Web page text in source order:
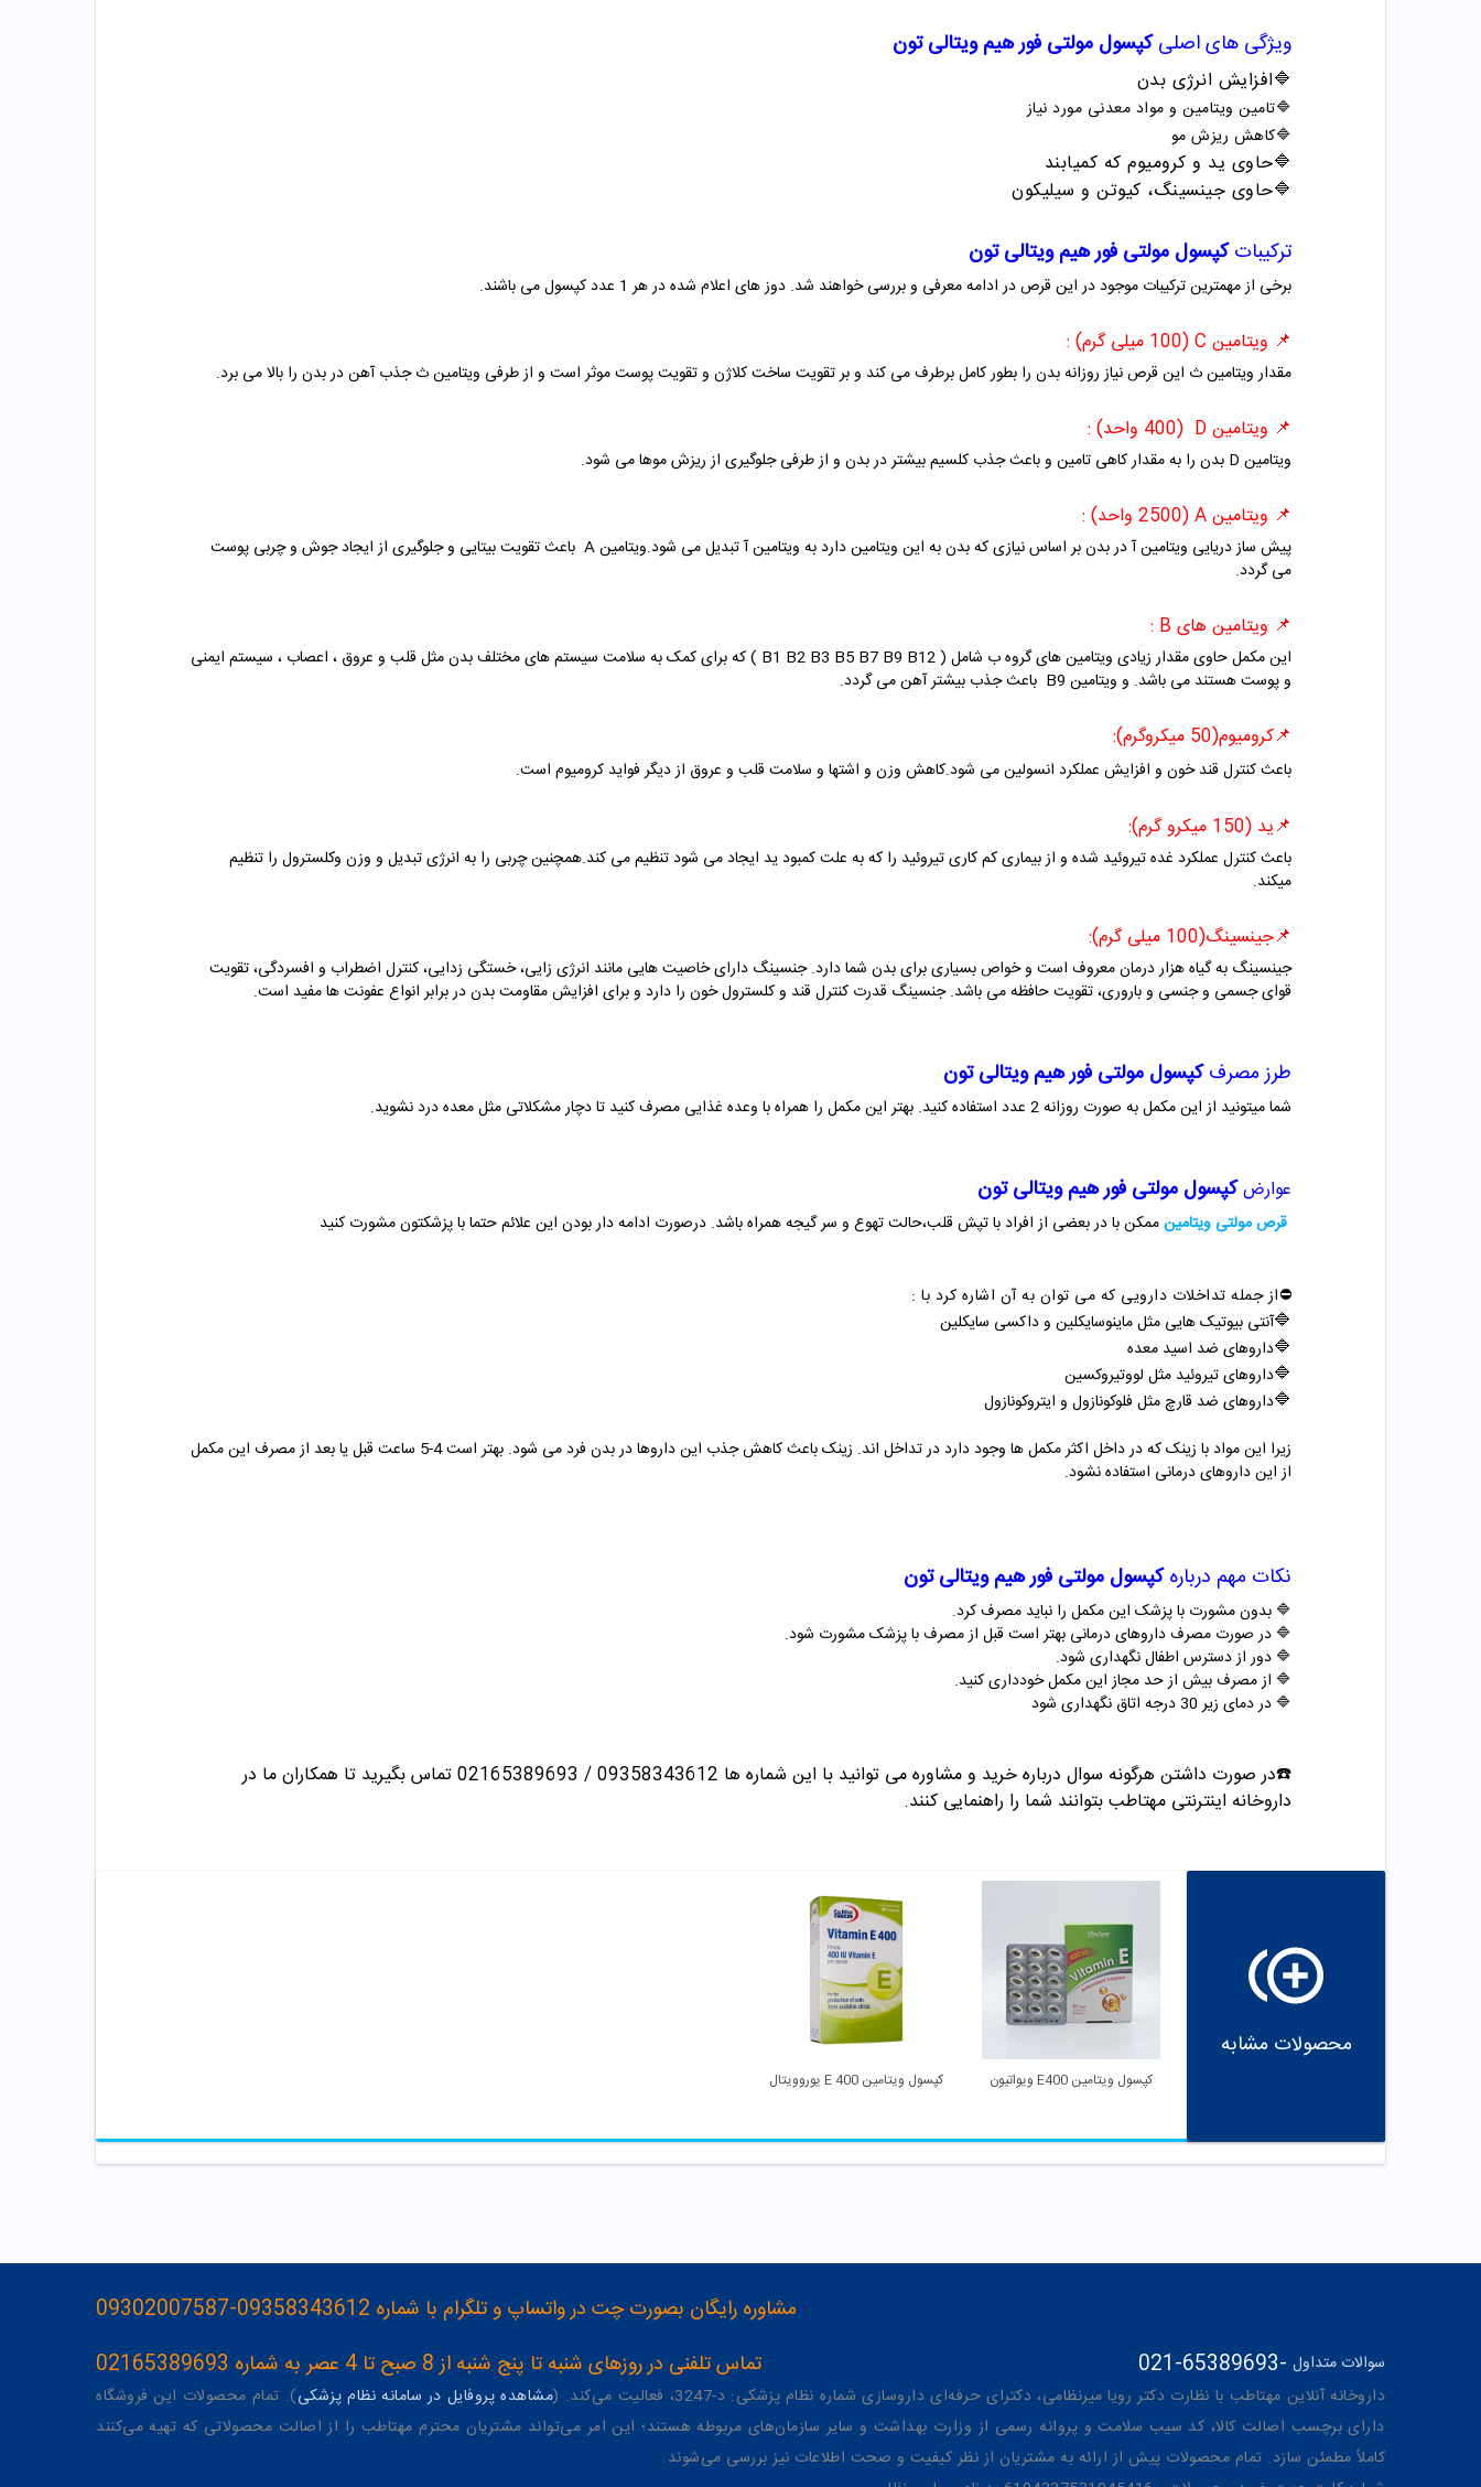
ویژگی های اصلیکپسول مولتی فور هیم ویتالی تون
🔷افزایش انرژی بدن
🔷تامین ویتامین و مواد معدنی مورد نیاز
🔷کاهش ریزش مو
🔷حاوی ید و کرومیوم که کمیابند
🔷حاوی جینسینگ، کیوتن و سیلیکون
ترکیباتکپسول مولتی فور هیم ویتالی تون
برخی از مهمترین ترکیبات موجود در این قرص در ادامه معرفی و بررسی خواهند شد. دوز های اعلام شده در هر 1 عدد کپسول می باشند.
📌 ویتامین C (100 میلی گرم) :
مقدار ویتامین ث این قرص نیاز روزانه بدن را بطور کامل برطرف می کند و بر تقویت ساخت کلاژن و تقویت پوست موثر است و از طرفی ویتامین ث جذب آهن در بدن را بالا می برد.
📌 ویتامین D (400 واحد) :
ویتامین D بدن را به مقدار کاهی تامین و باعث جذب کلسیم بیشتر در بدن و از طرفی جلوگیری از ریزش موها می شود.
📌 ویتامین A (2500 واحد) :
پیش ساز دریایی ویتامین آ در بدن بر اساس نیازی که بدن به این ویتامین دارد به ویتامین آ تبدیل می شود.ویتامین A باعث تقویت بیتایی و جلوگیری از ایجاد جوش و چربی پوست
می گردد.
📌 ویتامین های B :
این مکمل حاوی مقدار زیادی ویتامین های گروه ب شامل ( B1 B2 B3 B5 B7 B9 B12 ) که برای کمک به سلامت سیستم های مختلف بدن مثل قلب و عروق ، اعصاب ، سیستم ایمنی
و پوست هستند می باشد. و ویتامین B9 باعث جذب بیشتر آهن می گردد.
📌کرومیوم(50 میکروگرم):
باعث کنترل قند خون و افزایش عملکرد انسولین می شود.کاهش وزن و اشتها و سلامت قلب و عروق از دیگر فواید کرومیوم است.
📌ید (150 میکرو گرم):
باعث کنترل عملکرد غده تیروئید شده و از بیماری کم کاری تیروئید را که به علت کمبود ید ایجاد می شود تنظیم می کند.همچنین چربی را به انرژی تبدیل و وزن وکلسترول را تنظیم
میکند.
📌جینسینگ(100 میلی گرم):
جینسینگ به گیاه هزار درمان معروف است و خواص بسیاری برای بدن شما دارد. جنسینگ دارای خاصیت هایی مانند انرژی زایی، خستگی زدایی، کنترل اضطراب و افسردگی، تقویت
قوای جسمی و جنسی و باروری، تقویت حافظه می باشد. جنسینگ قدرت کنترل قند و کلسترول خون را دارد و برای افزایش مقاومت بدن در برابر انواع عفونت ها مفید است.
طرز مصرف کپسول مولتی فور هیم ویتالی تون
شما میتونید از این مکمل به صورت روزانه 2 عدد استفاده کنید. بهتر این مکمل را همراه با وعده غذایی مصرف کنید تا دچار مشکلاتی مثل معده درد نشوید.
عوارضکپسول مولتی فور هیم ویتالی تون
قرص مولتی ویتامینممکن با در بعضی از افراد با تپش قلب،حالت تهوع و سر گیجه همراه باشد. درصورت ادامه دار بودن این علائم حتما با پزشکتون مشورت کنید
⛔️از جمله تداخلات دارویی که می توان به آن اشاره کرد با :
🔷آنتی بیوتیک هایی مثل ماینوسایکلین و داکسی سایکلین
🔷داروهای ضد اسید معده
🔷داروهای تیروئید مثل لووتیروکسین
🔷داروهای ضد قارچ مثل فلوکونازول و ایتروکونازول
زیرا این مواد با زینک که در داخل اکثر مکمل ها وجود دارد در تداخل اند. زینک باعث کاهش جذب این داروها در بدن فرد می شود. بهتر است 4-5 ساعت قبل یا بعد از مصرف این مکمل
از این داروهای درمانی استفاده نشود.
نکات مهم دربارهکپسول مولتی فور هیم ویتالی تون
🔷 بدون مشورت با پزشک این مکمل را نباید مصرف کرد.
🔷 در صورت مصرف داروهای درمانی بهتر است قبل از مصرف با پزشک مشورت شود.
🔷 دور از دسترس اطفال نگهداری شود.
🔷 از مصرف بیش از حد مجاز این مکمل خودداری کنید.
🔷 در دمای زیر 30 درجه اتاق نگهداری شود
☎️در صورت داشتن هرگونه سوال درباره خرید و مشاوره می توانید با این شماره ها 09358343612 / 02165389693
تماس بگیرید تا همکاران ما در
داروخانه اینترنتی مهتاطب بتوانند شما را راهنمایی کنند.
محصولات مشابه
کپسول ویتامین E400 ویواتیون کپسول ویتامین 400 E یوروویتال
مشاوره رایگان بصورت چت در واتساپ و تلگرام با شماره 09358343612-09302007587
تماس تلفنی در روزهای شنبه تا پنج شنبه از 8 صبح تا 4 عصر به شماره 02165389693
021-65389693 سوالات متداول -
داروخانه آنلاین مهتاطب با نظارت دکتر رویا میرنظامی، دکترای حرفه‌ای داروسازی شماره نظام پزشکی: د-3247، فعالیت می‌کند. ( مشاهده پروفایل در سامانه نظام پزشکی). تمام محصولات این فروشگاه
دارای برچسب اصالت کالا، کد سیب سلامت و پروانه رسمی از وزارت بهداشت و سایر سازمان‌های مربوطه هستند؛ این امر می‌تواند مشتریان محترم مهتاطب را از اصالت محصولاتی که تهیه می‌کنند
کاملاً مطمئن سازد. تمام محصولات پیش از ارائه به مشتریان از نظر کیفیت و صحت اطلاعات نیز بررسی می‌شوند.